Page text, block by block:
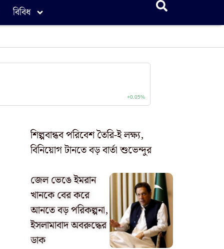
বিবিধ
শিল্পবান্ধব পরিবেশ তৈরি-ই লক্ষ্য,
বিনিয়োগ টানতে বড় বার্তা শুভেন্দুর
জেল ভেঙে ইমরান
খানকে বের করে
আনতে বড় পরিকল্পনা,
ইসলামাবাদ অবরুদ্ধের
ডাক